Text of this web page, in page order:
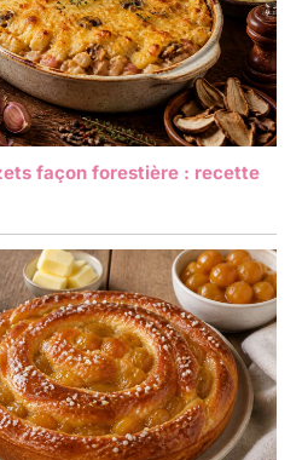
façon forestière : recette